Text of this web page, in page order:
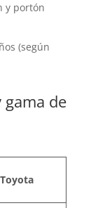
y portón
(según
de
Toyota